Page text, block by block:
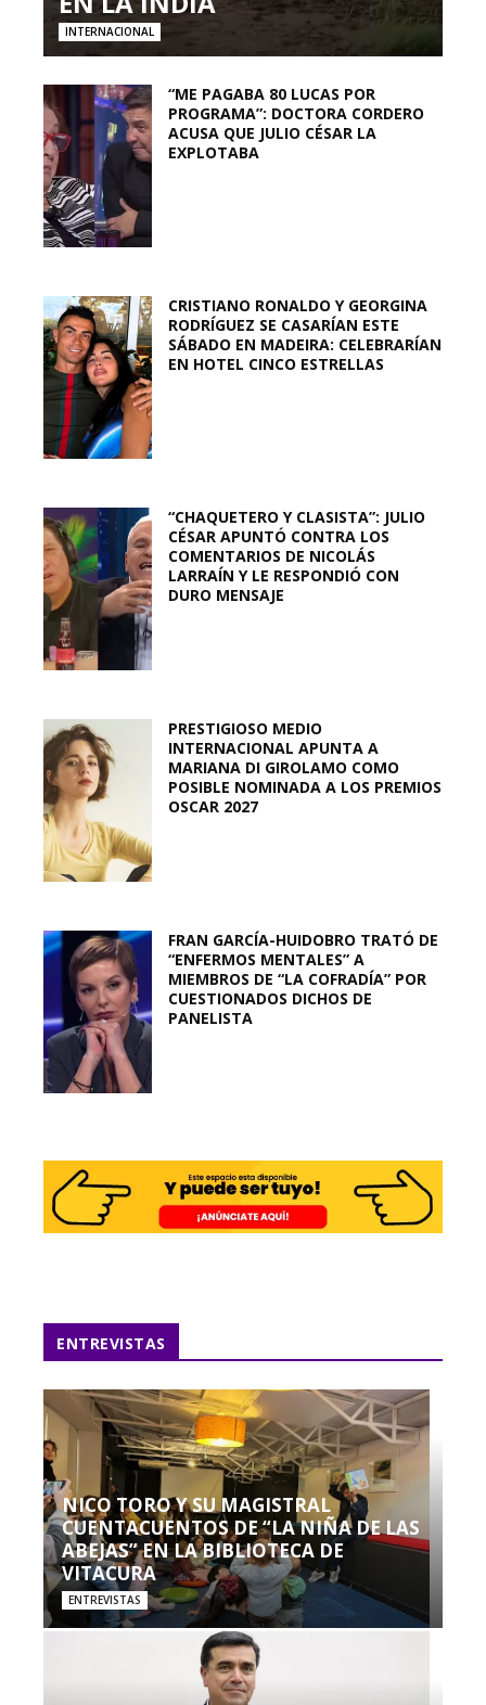
INTERNACIONAL
“ME PAGABA 80 LUCAS POR
PROGRAMA”: DOCTORA CORDERO
ACUSA QUE JULIO CÉSAR LA
EXPLOTABA
CRISTIANO RONALDO Y GEORGINA
RODRÍGUEZ SE CASARÍAN ESTE
SÁBADO EN MADEIRA: CELEBRARÍAN
EN HOTEL CINCO ESTRELLAS
“CHAQUETERO Y CLASISTA”: JULIO
CÉSAR APUNTÓ CONTRA LOS
COMENTARIOS DE NICOLÁS
LARRAÍN Y LE RESPONDIÓ CON
DURO MENSAJE
PRESTIGIOSO MEDIO
INTERNACIONAL APUNTA A
MARIANA DI GIROLAMO COMO
POSIBLE NOMINADA A LOS PREMIOS
OSCAR 2027
FRAN GARCÍA-HUIDOBRO TRATÓ DE
“ENFERMOS MENTALES” A
MIEMBROS DE “LA COFRADÍA” POR
CUESTIONADOS DICHOS DE
PANELISTA
ENTREVISTAS
NICO TORO Y SU MAGISTRAL
CUENTACUENTOS DE “LA NIÑA DE LAS
ABEJAS” EN LA BIBLIOTECA DE
VITACURA
ENTREVISTAS